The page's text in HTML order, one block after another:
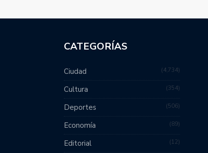
CATEGORÍAS
Ciudad 4,734
Cultura 354
Deportes 506
Economía 89
Editorial 12